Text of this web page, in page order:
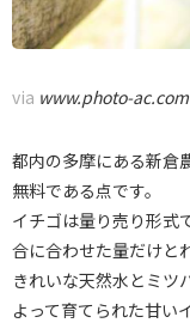
via www.photo-ac.com
都内の多摩にある新倉
無料である点です。
イチゴは量り売り形式
合に合わせた量だけと
きれいな天然水とミツ
よって育てられた甘い